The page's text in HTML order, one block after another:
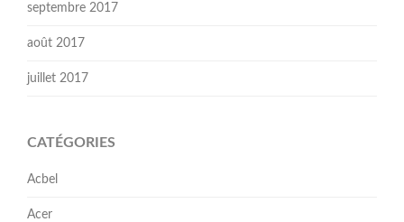
septembre 2017
août 2017
juillet 2017
CATÉGORIES
Acbel
Acer